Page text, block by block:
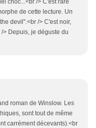
choc...<br /> C'est rare
de cette lecture. Un
devil".<br /> C'est noir,
> Depuis, je déguste du
roman de Winslow. Les
sont tout de même
carrément décevants).<br